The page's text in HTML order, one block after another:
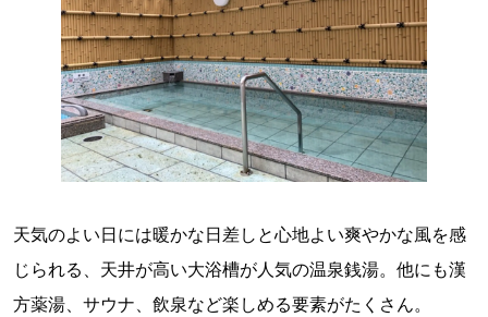
天気のよい日には暖かな日差しと心地よい爽やかな風を感
じられる、天井が高い大浴槽が人気の温泉銭湯。他にも漢
方薬湯、サウナ、飲泉など楽しめる要素がたくさん。